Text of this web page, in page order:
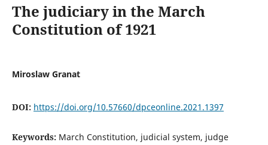
The judiciary in the March
Constitution of 1921
Miroslaw Granat
DOI: https://doi.org/10.57660/dpceonline.2021.1397
Keywords: March Constitution, judicial system, judge